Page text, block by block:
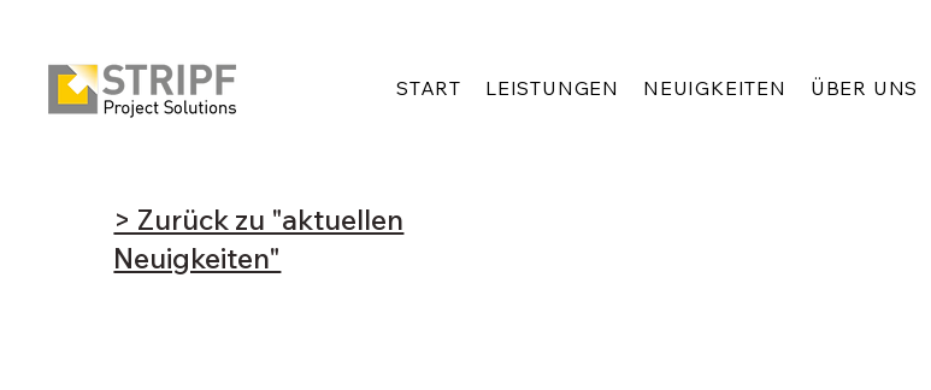
START LEISTUNGEN NEUIGKEITEN ÜBER UNS
> Zurück zu "aktuellen
Neuigkeiten"